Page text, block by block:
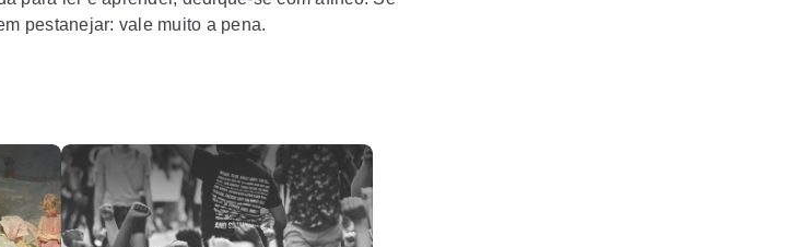
pestanejar: vale muito a pena.